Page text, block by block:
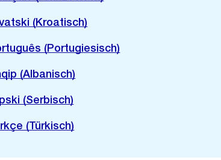
(Kroatisch)
(Portugiesisch)
(Albanisch)
(Serbisch)
(Türkisch)